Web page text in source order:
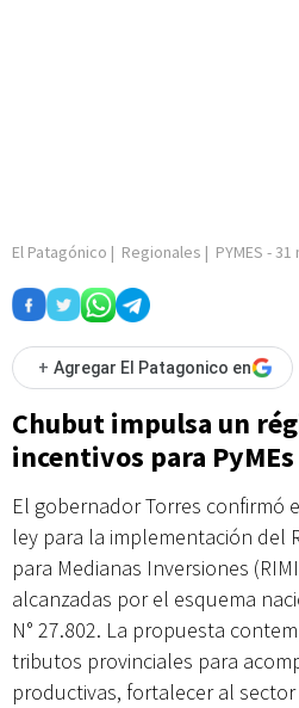
El Patagónico | Regionales | PYMES -31
+ Agregar El Patagonico en
Chubut impulsa un
incentivos para PyMEs
El gobernador Torres confirmó
ley para la implementación del
para Medianas Inversiones
alcanzadas por el esquema
N° 27.802. La propuesta
tributos provinciales para
productivas, fortalecer al sector